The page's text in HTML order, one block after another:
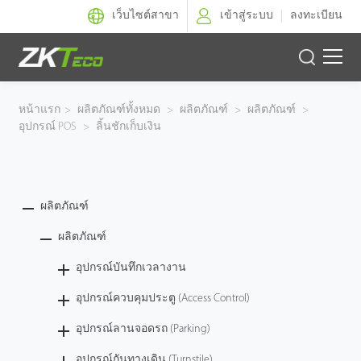
เว็บไซต์สาขา เข้าสู่ระบบ ลงทะเบียน
ผลิตภัณฑ์
ตัวแทนจำหน่าย
ฝ่ายสนับสนุน
หน้าแรก > ผลิตภัณฑ์ทั้งหมด > ผลิตภัณฑ์ > ผลิตภัณฑ์
>
อุปกรณ์ POS
> ลิ้นชักเก็บเงิน
ผลิตภัณฑ์
ผลิตภัณฑ์
อุปกรณ์บันทึกเวลางาน
อุปกรณ์ควบคุมประตู (Access Control)
อุปกรณ์ลานจอดรถ (Parking)